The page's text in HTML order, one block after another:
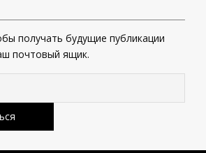
получать будущие публикации
почтовый ящик.